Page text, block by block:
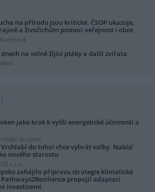
na přírodu jsou kritické. ČSOP ukazuje,
a živočichům pomoci veřejnost i obce
na volně žijící ptáky a další zvířata
jako krok k vyšší energetické účinnosti a
do toho!
do toho! chce vyhrát volby. Nabízí
nového starostu
s.r.o.
zahájilo přípravu strategie klimatické
propojil adaptaci
investicemi.